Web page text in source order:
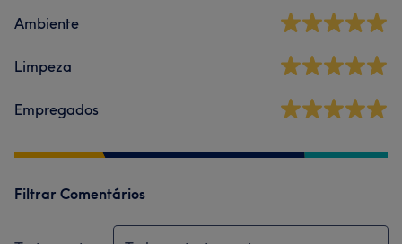
Ambiente
Limpeza
Empregados
Filtrar Comentários